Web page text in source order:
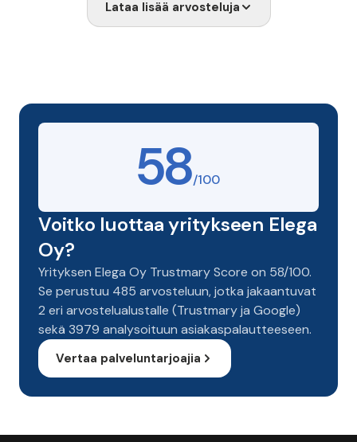
Lataa lisää arvosteluja
58/100
Voitko luottaa yritykseen Elega
Oy?
Yrityksen Elega Oy Trustmary Score on 58/100.
Se perustuu 485 arvosteluun, jotka jakaantuvat
2 eri arvostelualustalle (Trustmary ja Google)
sekä 3979 analysoituun asiakaspalautteeseen.
Vertaa palveluntarjoajia